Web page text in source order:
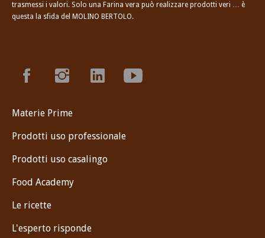
trasmessi i valori. Solo una Farina vera può realizzare prodotti veri … è
questa la sfida del MOLINO BERTOLO.
Materie Prime
Prodotti uso professionale
Prodotti uso casalingo
Food Academy
Le ricette
L'esperto risponde